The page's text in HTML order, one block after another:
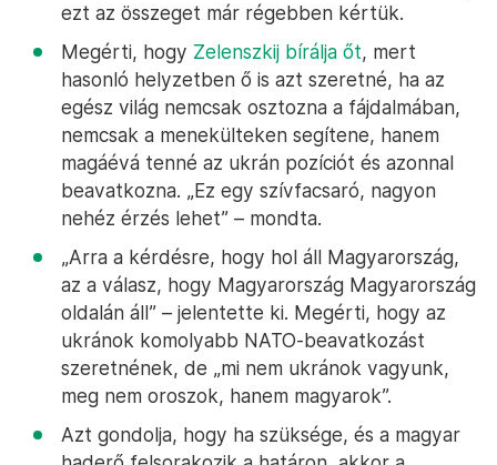
ezt az összeget már régebben kértük.
Megérti, hogy Zelenszkij bírálja őt, mert
hasonló helyzetben ő is azt szeretné, ha az
egész világ nemcsak osztozna a fájdalmában,
nemcsak a menekülteken segítene, hanem
magáévá tenné az ukrán pozíciót és azonnal
beavatkozna. „Ez egy szívfacsaró, nagyon
nehéz érzés lehet” – mondta.
„Arra a kérdésre, hogy hol áll Magyarország,
az a válasz, hogy Magyarország Magyarország
oldalán áll” – jelentette ki. Megérti, hogy az
ukránok komolyabb NATO-beavatkozást
szeretnének, de „mi nem ukránok vagyunk,
meg nem oroszok, hanem magyarok”.
Azt gondolja, hogy ha szüksége, és a magyar